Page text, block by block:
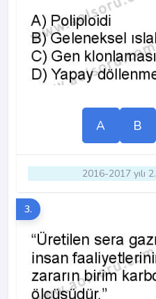
A B
2016-2017 yılı
3.